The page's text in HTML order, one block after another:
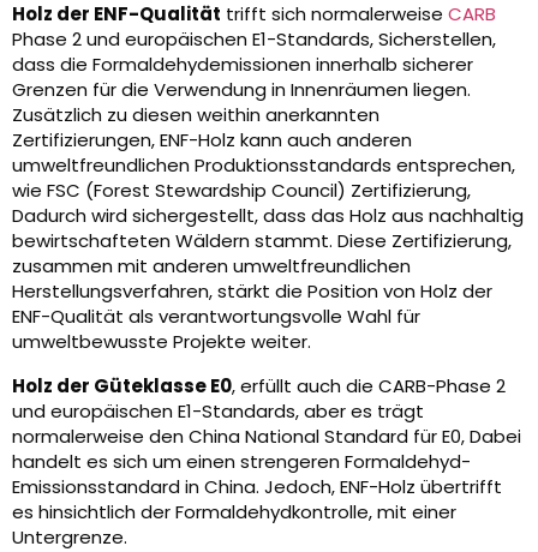
Holz der ENF-Qualität trifft sich normalerweise CARB
Phase 2 und europäischen E1-Standards, Sicherstellen,
dass die Formaldehydemissionen innerhalb sicherer
Grenzen für die Verwendung in Innenräumen liegen.
Zusätzlich zu diesen weithin anerkannten
Zertifizierungen, ENF-Holz kann auch anderen
umweltfreundlichen Produktionsstandards entsprechen,
wie FSC (Forest Stewardship Council) Zertifizierung,
Dadurch wird sichergestellt, dass das Holz aus nachhaltig
bewirtschafteten Wäldern stammt. Diese Zertifizierung,
zusammen mit anderen umweltfreundlichen
Herstellungsverfahren, stärkt die Position von Holz der
ENF-Qualität als verantwortungsvolle Wahl für
umweltbewusste Projekte weiter.
Holz der Güteklasse E0, erfüllt auch die CARB-Phase 2
und europäischen E1-Standards, aber es trägt
normalerweise den China National Standard für E0, Dabei
handelt es sich um einen strengeren Formaldehyd-
Emissionsstandard in China. Jedoch, ENF-Holz übertrifft
es hinsichtlich der Formaldehydkontrolle, mit einer
Untergrenze.